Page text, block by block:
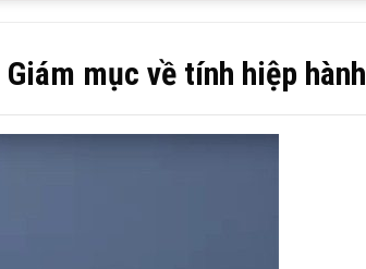
mục về tính hiệp hành